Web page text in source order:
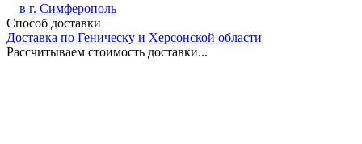
в г. Симферополь
Способ доставки
Доставка по Геническу и Херсонской области
Рассчитываем стоимость доставки...